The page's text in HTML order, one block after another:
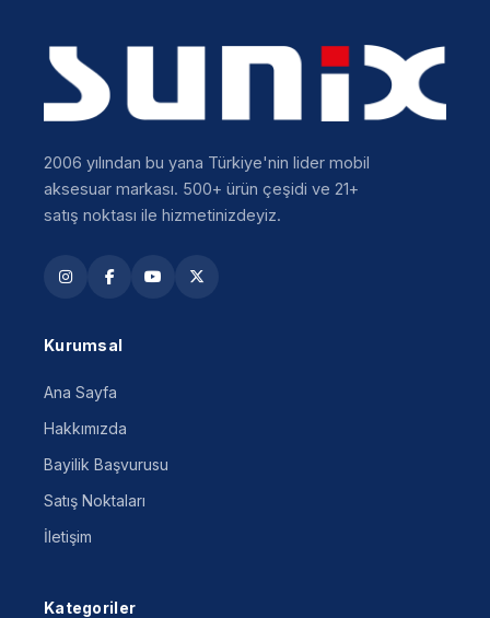
2006 yılından bu yana Türkiye'nin lider mobil
aksesuar markası. 500+ ürün çeşidi ve 21+
satış noktası ile hizmetinizdeyiz.
Kurumsal
Ana Sayfa
Hakkımızda
Bayilik Başvurusu
Satış Noktaları
İletişim
Kategoriler